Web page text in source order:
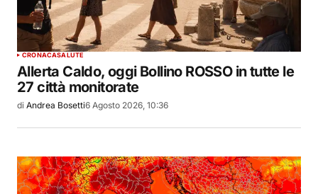
CRONACASALUTE
Allerta Caldo, oggi Bollino ROSSO in tutte le
27 città monitorate
di Andrea Bosetti6 Agosto 2026, 10:36